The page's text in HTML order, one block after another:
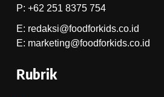
P: +62 251 8375 754
E: redaksi@foodforkids.co.id
E: marketing@foodforkids.co.id
Rubrik